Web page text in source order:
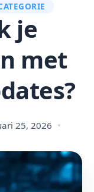
je
met
25, 2026